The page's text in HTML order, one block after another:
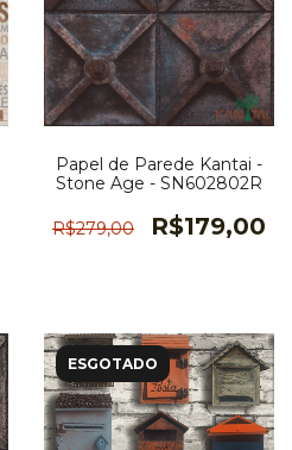
Papel de Parede Kantai -
Stone Age - SN602802R
R$279,00 R$179,00
ESGOTADO